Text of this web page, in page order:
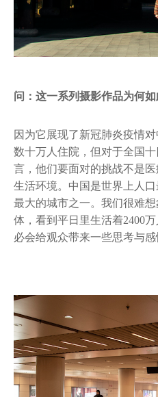
问：这一系列摄影作品为何如
因为它展现了新冠肺炎疫情
数十万人住院，但对于全国
言，他们要面对的挑战不是
生活环境。中国是世界上人
最大的城市之一。我们很难
体，看到平日里生活着2400
必会给观众带来一些思考与感